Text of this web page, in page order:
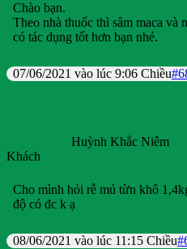
Chào bạn.
Theo nhà thuốc thì sâm maca và
có tác dụng tốt hơn bạn nhé.
07/06/2021 vào lúc 9:06 Chiều
Huỳnh Khắc Niêm
Khách
Cho mình hỏi rễ mú từn khô
độ có đc k ạ
08/06/2021 vào lúc 11:15 Chiều